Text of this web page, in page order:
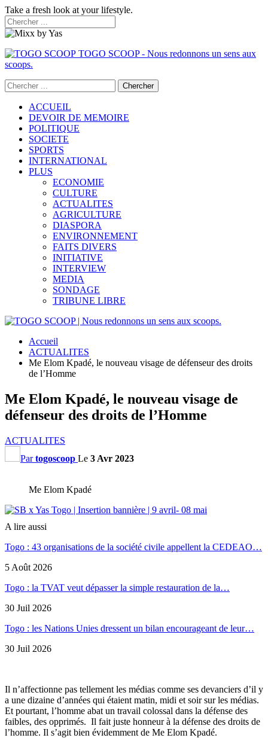
Take a fresh look at your lifestyle.
TOGO SCOOP - Nous redonnons un sens aux
scoops.
ACCUEIL
DEVOIR DE MEMOIRE
POLITIQUE
SOCIETE
SPORTS
INTERNATIONAL
PLUS
ECONOMIE
CULTURE
ACTUALITES
AGRICULTURE
DIASPORA
ENVIRONNEMENT
FAITS DIVERS
INITIATIVE
INTERVIEW
MEDIA
SONDAGE
TRIBUNE LIBRE
Accueil
ACTUALITES
Me Elom Kpadé, le nouveau visage de défenseur des droits
de l’Homme
Me Elom Kpadé, le nouveau visage de
défenseur des droits de l’Homme
ACTUALITES
Partogoscoop Le 3 Avr 2023
Me Elom Kpadé
A lire aussi
Togo : 43 organisations de la société civile appellent la CEDEAO…
5 Août 2026
Togo : la TVAT veut dépasser la simple restauration de la…
30 Juil 2026
Togo : les Nations Unies dressent un bilan encourageant de leur…
30 Juil 2026
Il n’affectionne pas tellement les médias comme ses devanciers d’il y
a une dizaine d’années qui étaient matin, midi et soir sur les médias.
Et pourtant, l’homme abat un travail colossal dans la défense des
faibles, des opprimés. Il fait juste honneur à la défense des droits de
l’homme. Il s’agit bien évidemment de Me Elom Kpadé.